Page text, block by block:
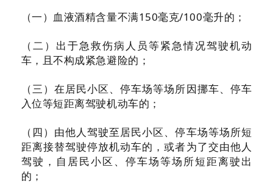
（一）血液酒精含量不满150毫克/100毫升的；
（二）出于急救伤病人员等紧急情况驾驶机动
车，且不构成紧急避险的；
（三）在居民小区、停车场等场所因挪车、停车
入位等短距离驾驶机动车的；
（四）由他人驾驶至居民小区、停车场等场所短
距离接替驾驶停放机动车的，或者为了交由他人
驾驶，自居民小区、停车场等场所短距离驶出
的；